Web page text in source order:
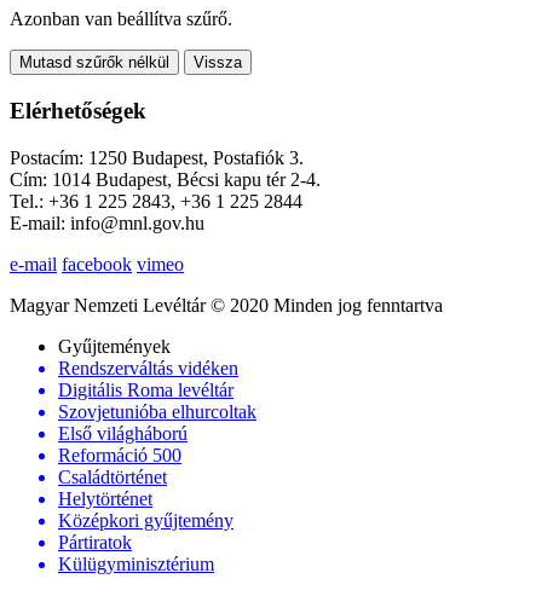
Azonban van beállítva szűrő.
Mutasd szűrők nélkül Vissza
Elérhetőségek
Postacím: 1250 Budapest, Postafiók 3.
Cím: 1014 Budapest, Bécsi kapu tér 2-4.
Tel.: +36 1 225 2843, +36 1 225 2844
E-mail: info@mnl.gov.hu
e-mail facebook vimeo
Magyar Nemzeti Levéltár © 2020 Minden jog fenntartva
Gyűjtemények
Rendszerváltás vidéken
Digitális Roma levéltár
Szovjetunióba elhurcoltak
Első világháború
Reformáció 500
Családtörténet
Helytörténet
Középkori gyűjtemény
Pártiratok
Külügyminisztérium